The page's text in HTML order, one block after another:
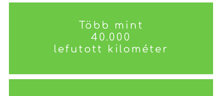
Több mint
40.000
lefutott kilométer